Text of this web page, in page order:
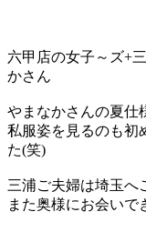
六甲店の女子～ズ+
かさん
やまなかさんの夏仕
私服姿を見るのも初
た(笑)
三浦ご夫婦は埼玉へ
また奥様にお会いで